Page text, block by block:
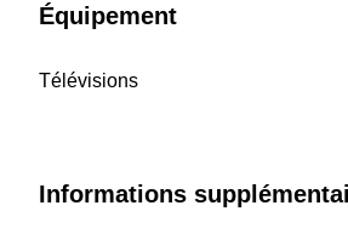
Équipement
Télévisions
Informations